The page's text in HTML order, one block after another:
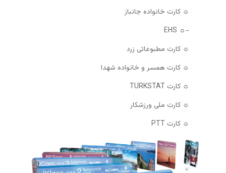
☼ کارت خانواده جانباز
-☼ EHS
☼ کارت مطبوعاتی زرد
☼ کارت همسر و خانواده شهدا
☼ کارت TURKSTAT
☼ کارت ملی ورزشکار
☼ کارت PTT